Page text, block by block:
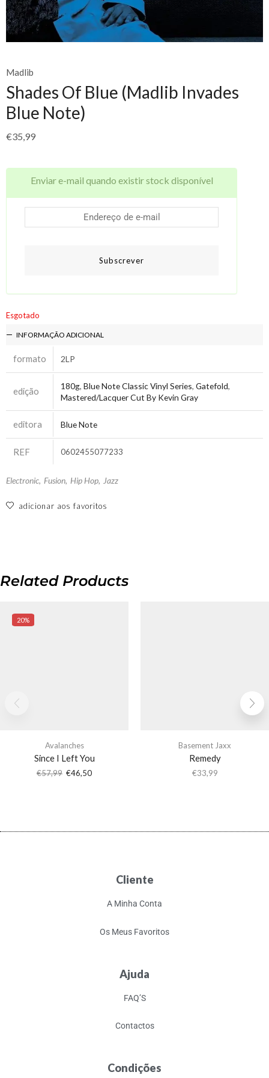
Madlib
Shades Of Blue (Madlib Invades
Blue Note)
€35,99
Enviar e-mail quando existir stock disponível
Subscrever
Esgotado
INFORMAÇÃO ADICIONAL
formato 2LP
edição 180g, Blue Note Classic Vinyl Series, Gatefold,
Mastered/Lacquer Cut By Kevin Gray
editora Blue Note
REF 0602455077233
Electronic, Fusion, Hip Hop, Jazz
adicionar aos favoritos
Related Products
20%
Avalanches
Since I Left You
€57,99 €46,50
Basement Jaxx
Remedy
€33,99
Cliente
A Minha Conta
Os Meus Favoritos
Ajuda
FAQ’S
Contactos
Condições